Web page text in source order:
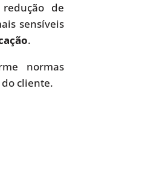
de
sensíveis
.
normas
cliente.